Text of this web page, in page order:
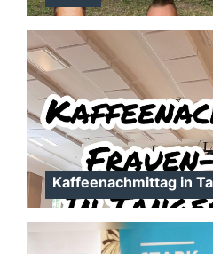
Kaffeenachmittag in